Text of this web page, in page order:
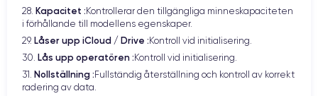
28. Kapacitet : Kontrollerar den tillgängliga minneskapaciteten
i förhållande till modellens egenskaper.
29. Låser upp iCloud / Drive : Kontroll vid initialisering.
30. Lås upp operatören : Kontroll vid initialisering.
31. Nollställning : Fullständig återställning och kontroll av korrekt
radering av data.